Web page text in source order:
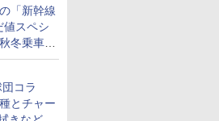
「新幹線
値スペシ
冬乗車
コラ
とチャー